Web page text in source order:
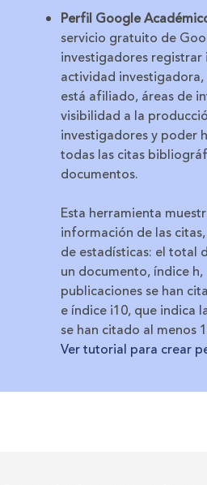
Perfil Google
servicio gratuito de
investigadores
actividad
está afiliado, áreas de
visibilidad a la
investigadores y poder
todas las citas
documentos.
Esta herramienta
información de las
de estadísticas: el total
un documento, índice
publicaciones se han
e índice i10, que indica
se han citado al menos
Ver tutorial para crear